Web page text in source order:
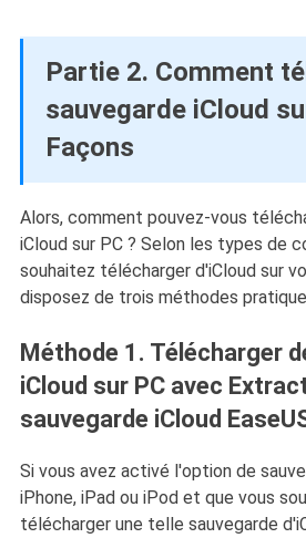
Partie 2. Comment
sauvegarde iCloud
Façons
Alors, comment pouvez-vous
iCloud sur PC ? Selon les types de
souhaitez télécharger d'iCloud sur
disposez de trois méthodes
Méthode 1. Télécharger
iCloud sur PC avec
sauvegarde iCloud
Si vous avez activé l'option de
iPhone, iPad ou iPod et que vous
télécharger une telle sauvegarde